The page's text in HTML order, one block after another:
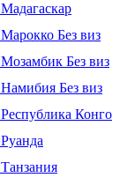
Мадагаскар
Марокко Без виз
Мозамбик Без виз
Намибия Без виз
Республика Конго
Руанда
Танзания